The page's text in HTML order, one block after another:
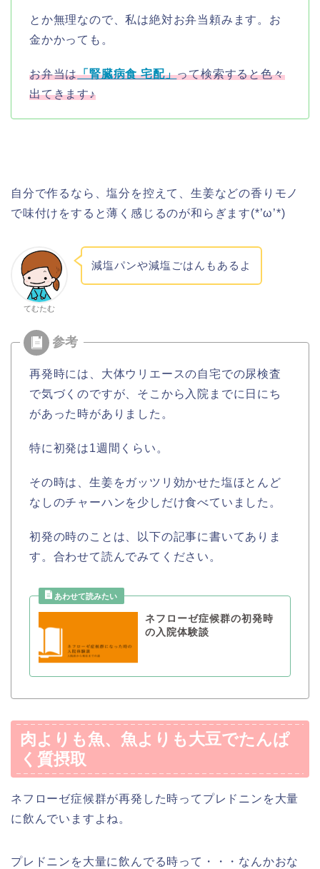
とか無理なので、私は絶対お弁当頼みます。お
金かかっても。
お弁当は「腎臓病食 宅配」って検索すると色々
出てきます♪
自分で作るなら、塩分を控えて、生姜などの香りモノ
で味付けをすると薄く感じるのが和らぎます(*’ω’*)
てむたむ
減塩パンや減塩ごはんもあるよ
再発時には、大体ウリエースの自宅での尿検査
で気づくのですが、そこから入院までに日にち
があった時がありました。
特に初発は1週間くらい。
その時は、生姜をガッツリ効かせた塩ほとんど
なしのチャーハンを少しだけ食べていました。
初発の時のことは、以下の記事に書いてありま
す。合わせて読んでみてください。
ネフローゼ症候群の初発時
の入院体験談
肉よりも魚、魚よりも大豆でたんぱ
く質摂取
ネフローゼ症候群が再発した時ってプレドニンを大量
に飲んでいますよね。
プレドニンを大量に飲んでる時って・・・なんかおな